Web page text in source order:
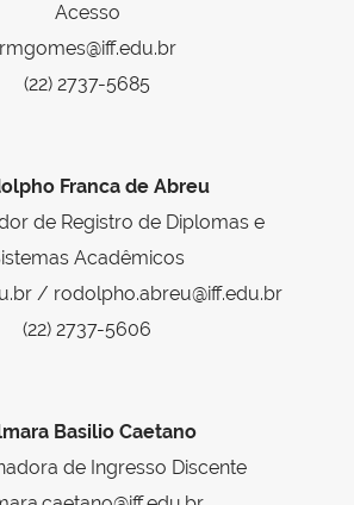
Acesso
rmgomes@iff.edu.br
(22) 2737-5685
Franca de Abreu
de Registro de Diplomas e
Acadêmicos
/ rodolpho.abreu@iff.edu.br
(22) 2737-5606
Basilio Caetano
de Ingresso Discente